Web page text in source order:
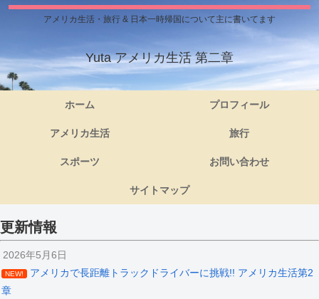
アメリカ生活・旅行 & 日本一時帰国について主に書いてます
Yuta アメリカ生活 第二章
ホーム プロフィール
アメリカ生活 旅行
スポーツ お問い合わせ
サイトマップ
更新情報
2026年5月6日
NEW!
アメリカで長距離トラックドライバーに挑戦!! アメリカ生活第2
章